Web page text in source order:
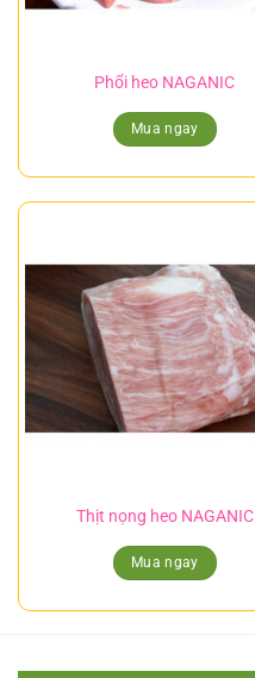
Phổi heo NAGANIC
Mua ngay
Thịt nọng heo NAGANIC
Mua ngay